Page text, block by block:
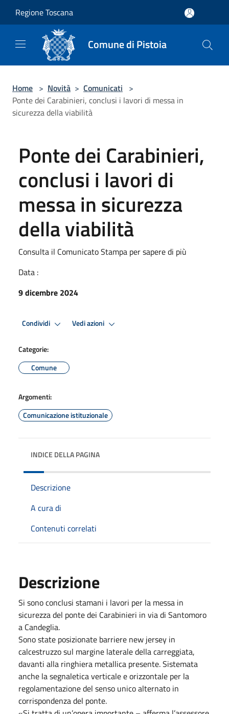
Regione Toscana
Comune di Pistoia
Home > Novità > Comunicati >
Ponte dei Carabinieri, conclusi i lavori di messa in
sicurezza della viabilità
Ponte dei Carabinieri,
conclusi i lavori di
messa in sicurezza
della viabilità
Consulta il Comunicato Stampa per sapere di più
Data :
9 dicembre 2024
Condividi Vedi azioni
Categorie:
Comune
Argomenti:
Comunicazione istituzionale
INDICE DELLA PAGINA
Descrizione
A cura di
Contenuti correlati
Descrizione
Si sono conclusi stamani i lavori per la messa in
sicurezza del ponte dei Carabinieri in via di Santomoro
a Candeglia.
Sono state posizionate barriere new jersey in
calcestruzzo sul margine laterale della carreggiata,
davanti alla ringhiera metallica presente. Sistemata
anche la segnaletica verticale e orizzontale per la
regolamentazione del senso unico alternato in
corrispondenza del ponte.